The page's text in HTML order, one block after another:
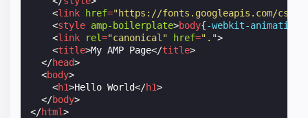
<link href="https://fonts.googleapis.com/
<style amp-boilerplate>body{-webkit-animation
<link rel="canonical" href=".">
<title>My AMP Page</title>
</head>
<body>
<h1>Hello World</h1>
</body>
</html>